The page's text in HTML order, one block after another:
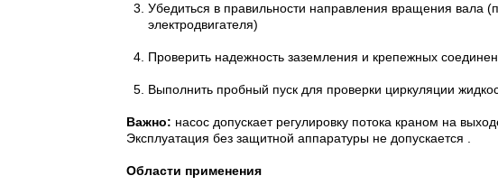
Убедиться в правильности направления вращения вала
электродвигателя)
Проверить надежность заземления и крепежных
Выполнить пробный пуск для проверки циркуляции
Важно: насос допускает регулировку потока краном на
Эксплуатация без защитной аппаратуры не допускается .
Области применения